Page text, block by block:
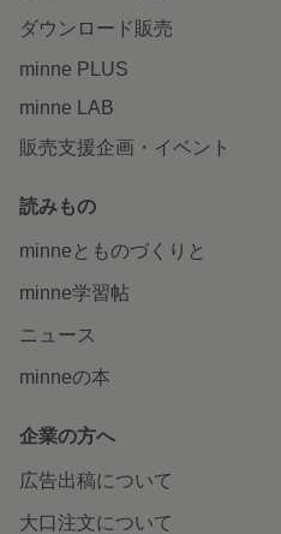
ダウンロード販売
minne PLUS
minne LAB
販売支援企画・イベント
読みもの
minneとものづくりと
minne学習帖
ニュース
minneの本
企業の方へ
広告出稿について
大口注文について